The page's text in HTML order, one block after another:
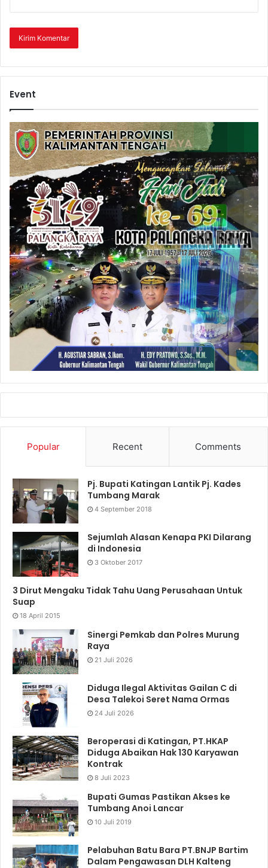
Event
Popular Recent Comments
Pj. Bupati Katingan Lantik Pj. Kades
Tumbang Marak
4 September 2018
Sejumlah Alasan Kenapa PKI Dilarang
di Indonesia
3 Oktober 2017
3 Dirut Mengaku Tidak Tahu Uang Perusahaan Untuk
Suap
18 April 2015
Sinergi Pemkab dan Polres Murung
Raya
21 Juli 2026
Diduga Ilegal Aktivitas Gailan C di
Desa Talekoi Seret Nama Ormas
24 Juli 2026
Beroperasi di Katingan, PT.HKAP
Diduga Abaikan Hak 130 Karyawan
Kontrak
8 Juli 2023
Bupati Gumas Pastikan Akses ke
Tumbang Anoi Lancar
10 Juli 2019
Pelabuhan Batu Bara PT.BNJP Bartim
Dalam Pengawasan DLH Kalteng